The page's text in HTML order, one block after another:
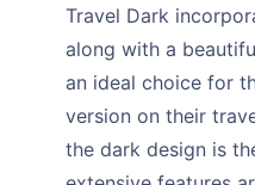
Travel Dark
along with a
an ideal choice for
version on their
the dark design is